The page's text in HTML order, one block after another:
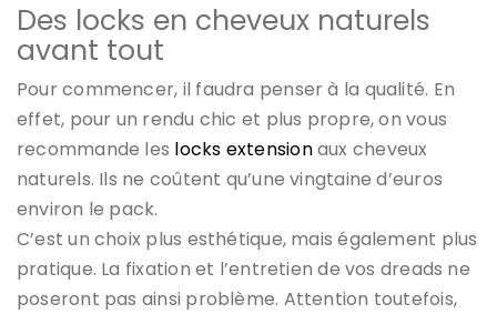
Des locks en cheveux naturels
avant tout
Pour commencer, il faudra penser à la qualité. En
effet, pour un rendu chic et plus propre, on vous
recommande les locks extensionaux cheveux
naturels. Ils ne coûtent qu’une vingtaine d’euros
environ le pack.
C’est un choix plus esthétique, mais également plus
pratique. La fixation et l’entretien de vos dreads ne
poseront pas ainsi problème. Attention toutefois,